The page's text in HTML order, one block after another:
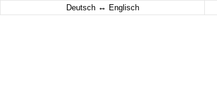
Deutsch ↔ Englisch